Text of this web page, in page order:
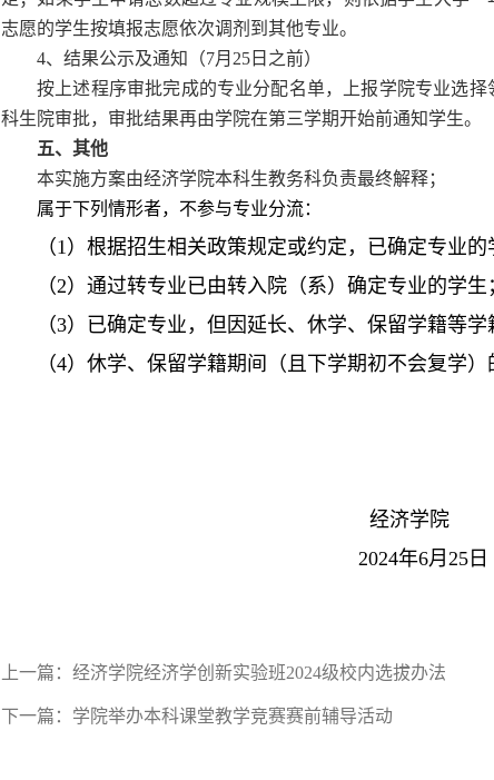
志愿的学生按填报志愿依次调剂到其他专业。
4、结果公示及通知（7月 25日之前）
按上述程序审批完成的专业分配名单，上报学院专业选
科生院审批，审批结果再由学院在第三学期开始前通知学生。
五、其他
本实施方案由经济学院本科生教务科负责最终解释；
属于下列情形者，不参与专业分流：
（1）根据招生相关政策规定或约定，已确定专业的
（2）通过转专业已由转入院（系）确定专业的学生
（3）已确定专业，但因延长、休学、保留学籍等学
（4）休学、保留学籍期间（且下学期初不会复学）
经济学院
2024年6月 25日
上一篇： 经济学院经济学创新实验班2024级校内选拔办法
下一篇： 学院举办本科课堂教学竞赛赛前辅导活动